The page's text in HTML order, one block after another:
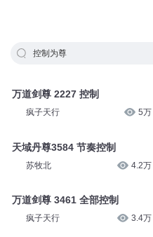
控制为尊
万道剑尊 2227 控制
疯子天行 5万
天域丹尊3584 节奏控制
苏牧北 4.2万
万道剑尊 3461 全部控制
疯子天行 3.4万